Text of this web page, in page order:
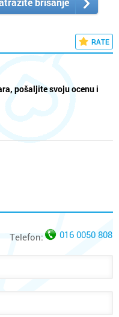
RATE
pošaljite svoju ocenu i
Telefon: 016 0050 808